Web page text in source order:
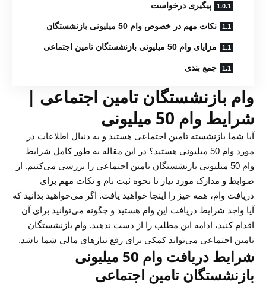
پیگیری درخواست
نکات مهم در خصوص وام 50 میلیونی بازنشستگان
مزایای وام 50 میلیونی بازنشستگان تامین اجتماعی
جمع بندی
وام بازنشستگان تامین اجتماعی |
شرایط وام 50 میلیونی
آیا شما بازنشسته تامین اجتماعی هستید و به دنبال اطلاعات در
مورد وام 50 میلیونی هستید؟ در این مقاله به طور کامل شرایط
وام 50 میلیونی بازنشستگان تامین اجتماعی را بررسی می‌کنیم. از
ضوابط و مدارک مورد نیاز تا نحوه ثبت نام و نکات مهم برای
دریافت وام، همه چیز را اینجا خواهید یافت. اگر می‌خواهید بدانید که
آیا واجد شرایط دریافت این وام هستید و چگونه می‌توانید برای آن
اقدام کنید، ادامه این مطلب را از دست ندهید. وام بازنشستگان
تامین اجتماعی می‌تواند کمکی برای رفع نیازهای مالی شما باشد.
شرایط دریافت وام 50 میلیونی
بازنشستگان تامین اجتماعی